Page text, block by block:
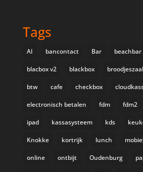
Tags
AI bancontact Bar beachbar
blacbox v2 blackbox
btw cafe checkbox
electronisch betalen fdm fdm2
ipad kassasysteem kds
Knokke kortrijk lunch
online ontbijt Oudenburg